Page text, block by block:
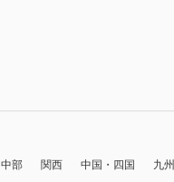
中部 関西 中国・四国 九州